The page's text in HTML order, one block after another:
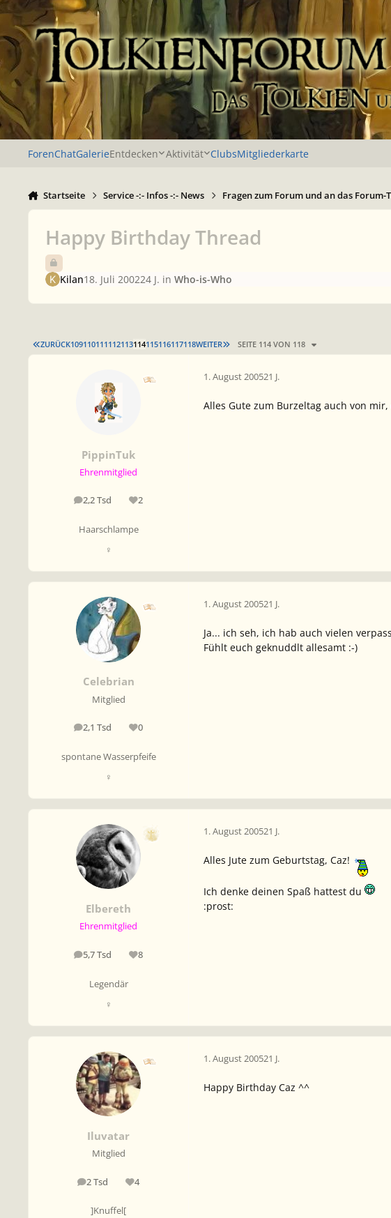
Zu Inhalt springen
ForenChatGalerieEntdecken Aktivität ClubsMitgliederkarte
Startseite Service -:- Infos -:- News Fragen zum Forum und an das Forum-
Happy Birthday Thread
Kilan18. Juli 200224 J. in Who-is-Who
ERSTE SEITE
ZURÜCK109110111112113114115116117118WEITER LETZTE SEITE
SEITE 114 VON 118
PippinTuk
Ehrenmitglied
2,2 Tsd
Beiträge 2
Reputation
Haarschlampe
♀
1. August 200521 J.
Alles Gute zum Burzeltag auch von mir,
Celebrian
Mitglied
2,1 Tsd
Beiträge 0
Reputation
spontane Wasserpfeife
♀
1. August 200521 J.
Ja... ich seh, ich hab auch vielen
Fühlt euch geknuddlt allesamt :-)
Elbereth
Ehrenmitglied
5,7 Tsd
Beiträge 8
Reputation
Legendär
♀
1. August 200521 J.
Alles Jute zum Geburtstag, Caz!
Ich denke deinen Spaß hattest du
:prost:
Iluvatar
Mitglied
2 TsdBeiträge 4
Reputation
]Knuffel[
1. August 200521 J.
Happy Birthday Caz ^^